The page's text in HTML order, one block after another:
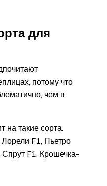
для
потому что
чем в
на такие сорта:
F1, Пьетро
F1, Крошечка-